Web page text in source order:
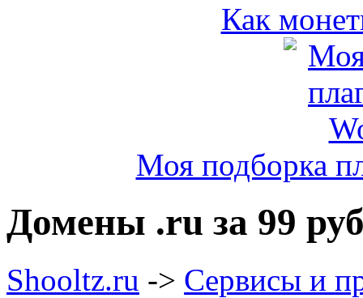
Как
Моя подборка
Домены .ru за 99
Shooltz.ru -> Сервисы и